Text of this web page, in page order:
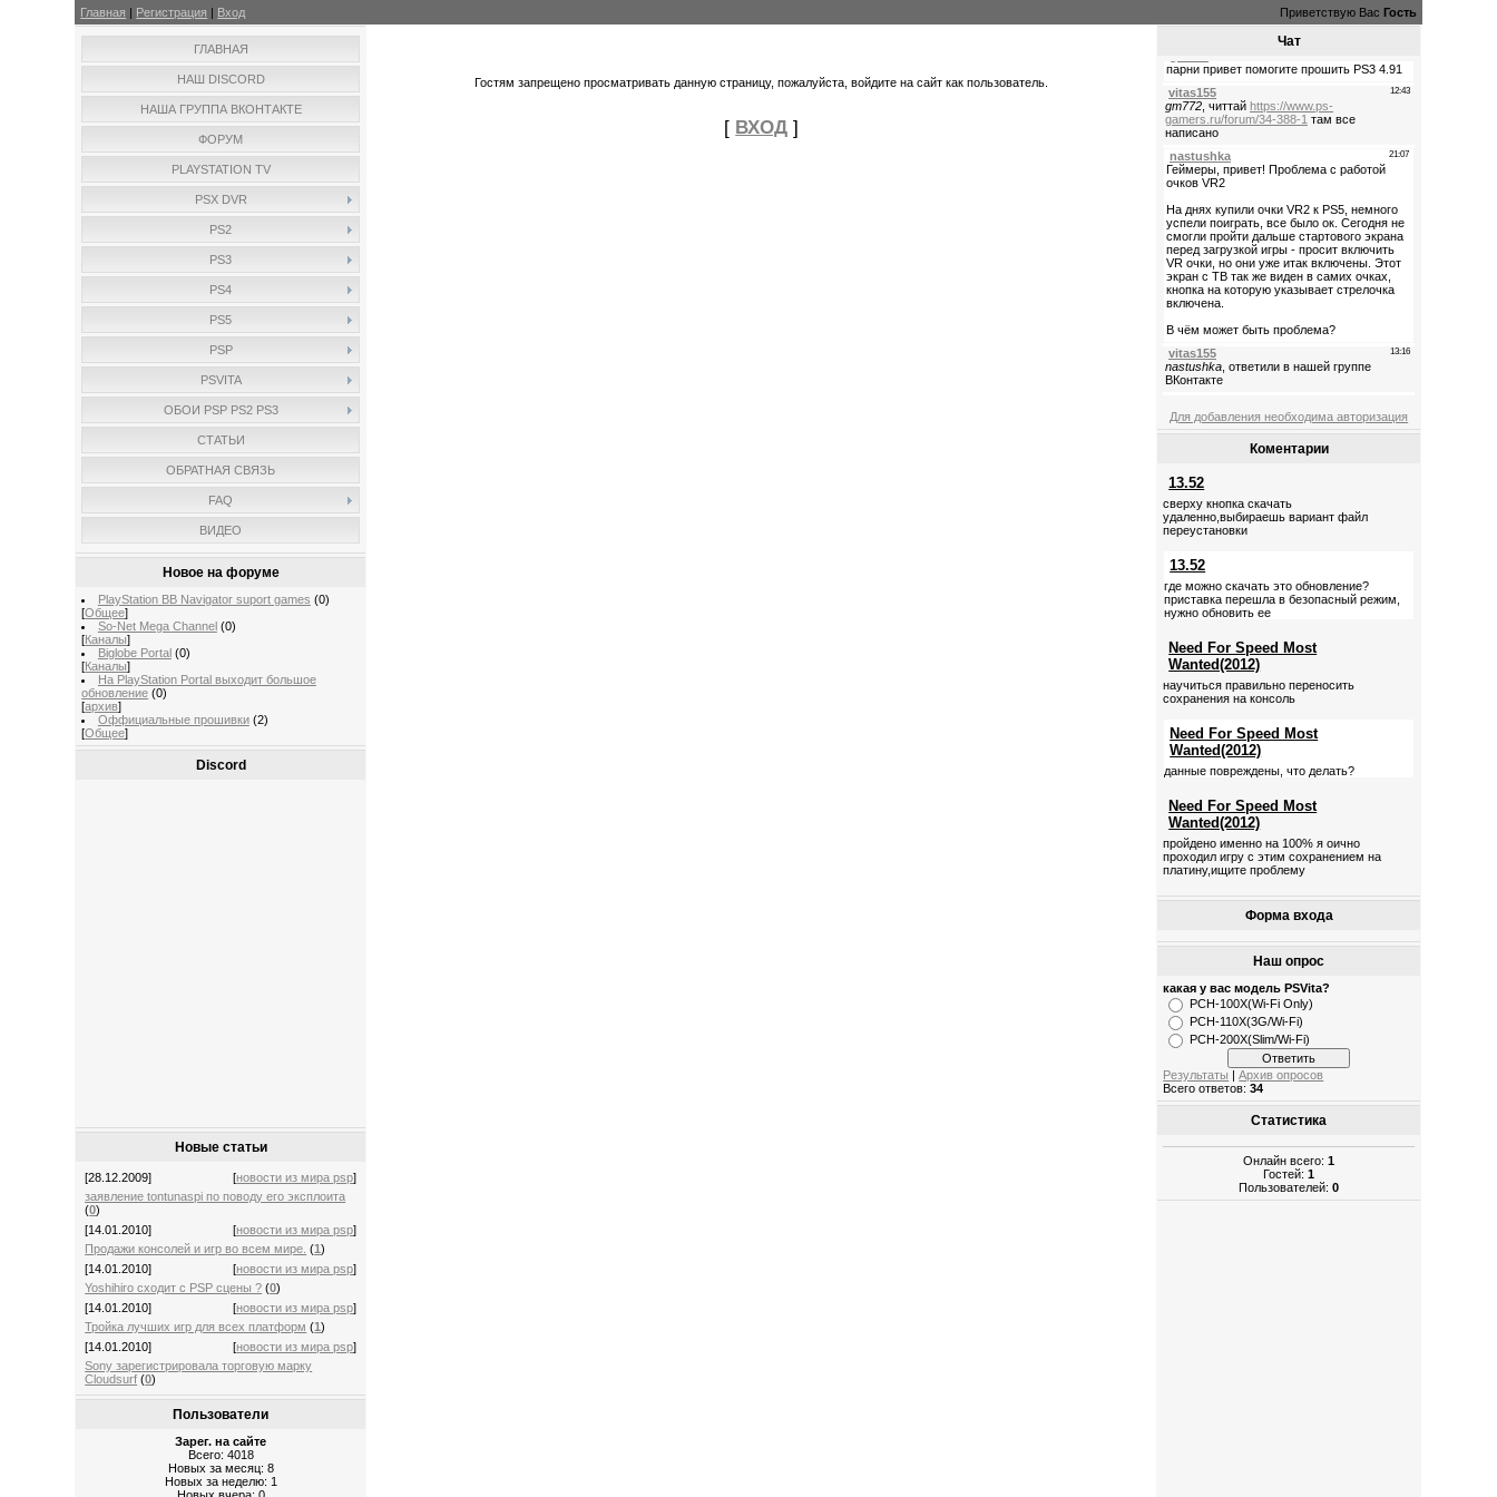
Главная | Регистрация | Вход Приветствую Вас Гость
ГЛАВНАЯ
НАШ DISCORD
НАША ГРУППА ВКОНТАКТЕ
ФОРУМ
PLAYSTATION TV
PSX DVR
PS2
PS3
PS4
PS5
PSP
PSVITA
ОБОИ PSP PS2 PS3
СТАТЬИ
ОБРАТНАЯ СВЯЗЬ
FAQ
ВИДЕО
Новое на форуме
PlayStation BB Navigator suport games (0)
[Общее]
So-Net Mega Channel (0)
[Каналы]
Biglobe Portal (0)
[Каналы]
На PlayStation Portal выходит большое
обновление (0)
[архив]
Оффициальные прошивки (2)
[Общее]
Discord
Новые статьи
[28.12.2009] [новости из мира psp]
заявление tontunaspi по поводу его эксплоита
(0)
[14.01.2010]
[новости из мира psp]
Продажи консолей и игр во всем мире. (1)
[14.01.2010]
[новости из мира psp]
Yoshihiro сходит с PSP сцены ? (0)
[14.01.2010]
[новости из мира psp]
Тройка лучших игр для всех платформ (1)
[14.01.2010]
[новости из мира psp]
Sony зарегистрировала торговую марку
Cloudsurf (0)
Пользователи
Зарег. на сайте
Всего: 4018
Новых за месяц: 8
Новых за неделю: 1
Гостям запрещено просматривать данную страницу, пожалуйста, войдите на сайт как пользователь.
[ ВХОД ]
Чат
Для добавления необходима авторизация
Коментарии
13.52
сверху кнопка скачать
удаленно,выбираешь вариант файл
переустановки
13.52
где можно скачать это обновление?
приставка перешла в безопасный режим,
нужно обновить ее
Need For Speed Most
Wanted(2012)
научиться правильно переносить
сохранения на консоль
Need For Speed Most
Wanted(2012)
данные повреждены, что делать?
Need For Speed Most
Wanted(2012)
пройдено именно на 100% я оично
проходил игру с этим сохранением на
платину,ищите проблему
Форма входа
Наш опрос
какая у вас модель PSVita?
РСН-100X(Wi-Fi Only)
PCH-110X(3G/Wi-Fi)
PCH-200X(Slim/Wi-Fi)
Результаты |Архив опросов
Всего ответов:34
Статистика
Онлайн всего:1
Гостей:1
Пользователей:0